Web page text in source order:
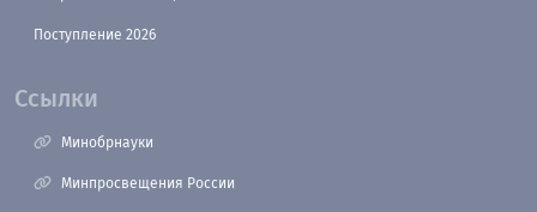
Поступление 2026
Ссылки
Минобрнауки
Минпросвещения России